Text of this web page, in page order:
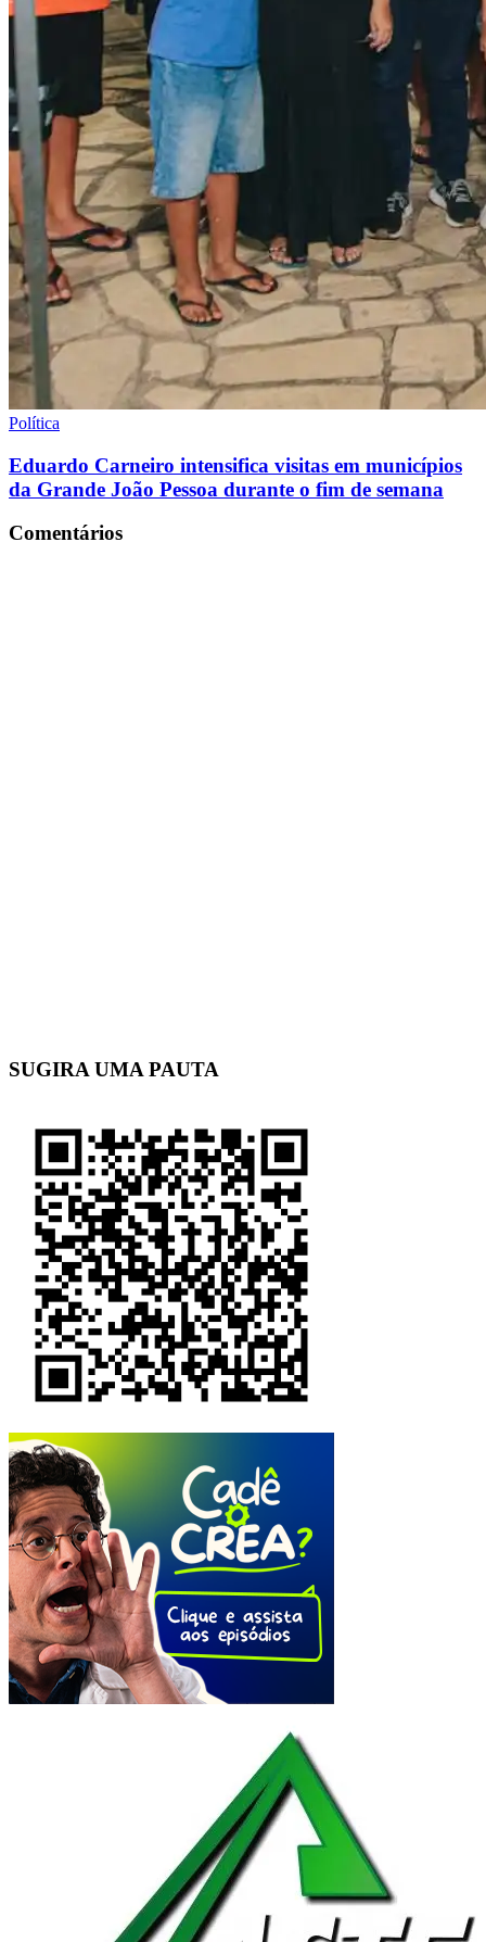
Política
Eduardo Carneiro intensifica visitas em municípios
da Grande João Pessoa durante o fim de semana
Comentários
SUGIRA UMA PAUTA